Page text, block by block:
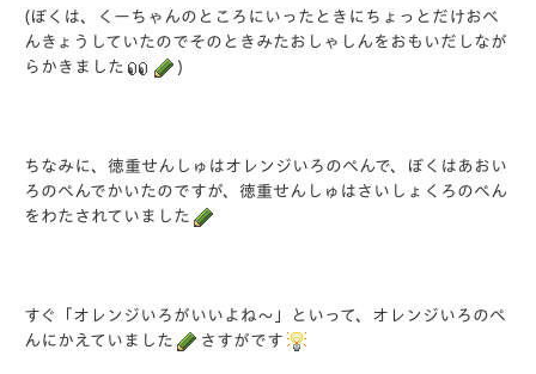
(ぼくは、
くーちゃんのところにいったときにちょっとだけおべ
んきょうして いたのでそのときみたおしゃしんをおもいだしなが
らかきました
)
ちなみに、徳重せんしゅはオレンジいろのぺんで、
ぼくはあおい
ろのぺんでかいたのですが、 徳重せんしゅはさいしょくろのぺん
をわたされていました
すぐ「オレンジいろがいいよね～」といって、 オレンジいろのぺ
んにかえていました
さすがです